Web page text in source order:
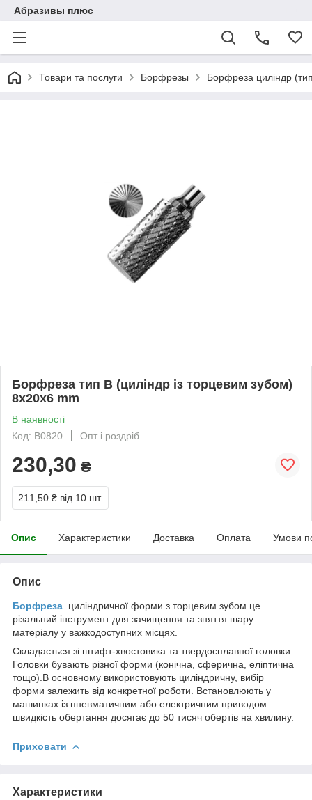
Абразивы плюс
Товари та послуги Борфрезы Борфреза циліндр
Борфреза тип B (циліндр із торцевим зубом)
8x20x6 mm
В наявності
Код: B0820
Опт і роздріб
230,30 ₴
211,50 ₴ від 10 шт.
Опис Характеристики Доставка Оплата Умови
Опис
Борфреза циліндричної форми з торцевим зубом це
різальний інструмент для зачищення та зняття шару
матеріалу у важкодоступних місцях.
Складається зі штифт-хвостовика та твердосплавної головки.
Головки бувають різної форми (конічна, сферична, еліптична
тощо).В основному використовують циліндричну, вибір
форми залежить від конкретної роботи. Встановлюють у
машинках із пневматичним або електричним приводом
швидкість обертання досягає до 50 тисяч обертів на хвилину.
Приховати
Характеристики